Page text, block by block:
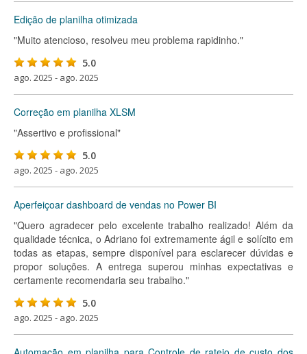
Edição de planilha otimizada
"Muito atencioso, resolveu meu problema rapidinho."
5.0
ago. 2025 - ago. 2025
Correção em planilha XLSM
"Assertivo e profissional"
5.0
ago. 2025 - ago. 2025
Aperfeiçoar dashboard de vendas no Power BI
"Quero agradecer pelo excelente trabalho realizado! Além da
qualidade técnica, o Adriano foi extremamente ágil e solícito em
todas as etapas, sempre disponível para esclarecer dúvidas e
propor soluções. A entrega superou minhas expectativas e
certamente recomendaria seu trabalho."
5.0
ago. 2025 - ago. 2025